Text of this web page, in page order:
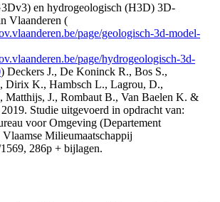
en hydrogeologisch (H3D) 3D-
Vlaanderen (
page/geologisch-3d-model-
page/hydrogeologisch-3d-
) Deckers J., De Koninck R., Bos S.,
Dirix K., Hambsch L., Lagrou, D.,
Matthijs, J., Rombaut B., Van Baelen K. &
Studie uitgevoerd in opdracht van:
voor Omgeving (Departement
Milieumaatschappij
286p + bijlagen.